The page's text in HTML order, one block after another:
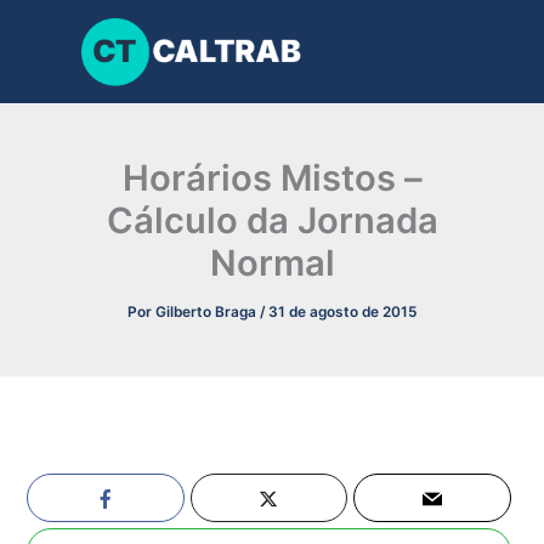
conteúdo
Horários Mistos –
Cálculo da Jornada
Normal
Por Gilberto Braga / 31 de agosto de 2015